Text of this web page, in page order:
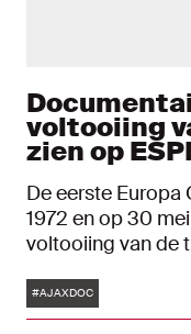
voltooiing
zien op
De eerste Europa
1972 en op 30
voltooiing van de
valt.
Bayern
Tags
#AJAXDOC